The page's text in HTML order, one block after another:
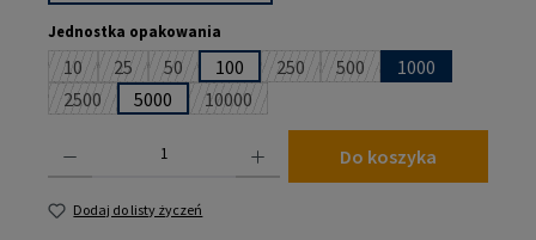
Wybierz
Jednostka opakowania
10(Ta opcja jest obecnie niedostępna.)
25(Ta opcja jest obecnie niedostępna.)
50(Ta opcja jest obecnie niedostępna.)
100 250(Ta opcja jest obecnie
500(Ta opcja jest obecnie
1000
2500(Ta opcja jest obecnie niedostępna.)
5000 10000(Ta opcja jest obecnie niedostępna.)
Do koszyka
Dodaj do listy życzeń